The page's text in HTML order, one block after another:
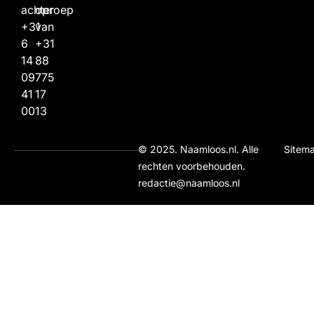
achter
+31
6
14
09
41
00
oproep
van
+31
88
775
17
13
© 2025. Naamloos.nl. Alle
rechten voorbehouden.
redactie@naamloos.nl